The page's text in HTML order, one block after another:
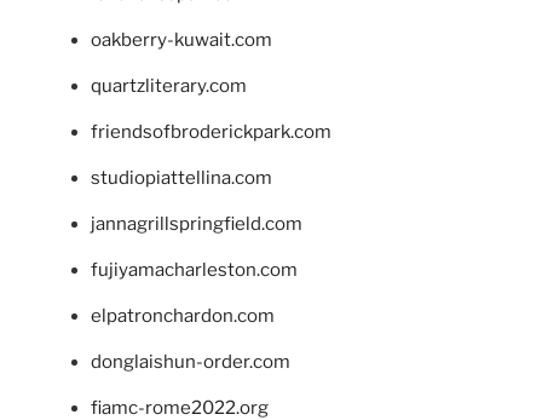
oakberry-kuwait.com
quartzliterary.com
friendsofbroderickpark.com
studiopiattellina.com
jannagrillspringfield.com
fujiyamacharleston.com
elpatronchardon.com
donglaishun-order.com
fiamc-rome2022.org